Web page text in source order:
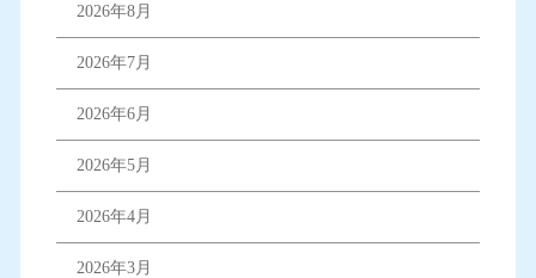
2026年8月
2026年7月
2026年6月
2026年5月
2026年4月
2026年3月